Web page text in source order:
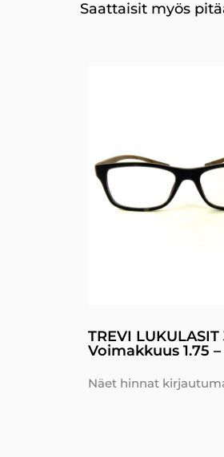
Saattaisit myös
TREVI LUKULASIT
Voimakkuus 1.75
Näet hinnat